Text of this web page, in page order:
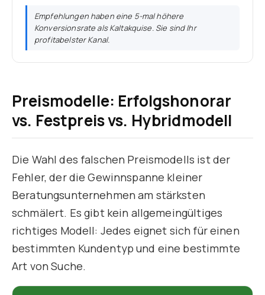
Empfehlungen haben eine 5-mal höhere
Konversionsrate als Kaltakquise. Sie sind Ihr
profitabelster Kanal.
Preismodelle: Erfolgshonorar
vs. Festpreis vs. Hybridmodell
Die Wahl des falschen Preismodells ist der
Fehler, der die Gewinnspanne kleiner
Beratungsunternehmen am stärksten
schmälert. Es gibt kein allgemeingültiges
richtiges Modell: Jedes eignet sich für einen
bestimmten Kundentyp und eine bestimmte
Art von Suche.